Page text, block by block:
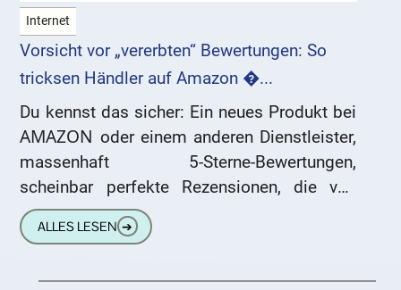
Internet
Vorsicht vor „vererbten“ Bewertungen: So
tricksen Händler auf Amazon �...
Du kennst das sicher: Ein neues Produkt bei
ΑΜΑΖΟΝ oder einem anderen Dienstleister,
massenhaft 5-Sterne-Bewertungen,
scheinbar perfekte Rezensionen, die von
„absoluter Top-Qualität“ bis zu „besser als
das Original“ reichen. Wer
ALLES LESEN ➔